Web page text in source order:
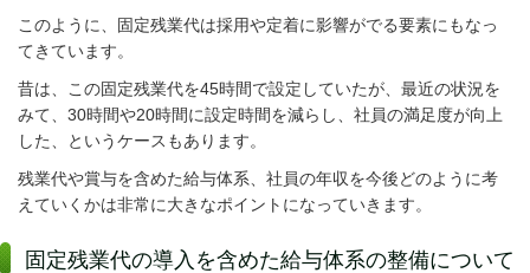
このように、固定残業代は採用や定着に影響がでる要素にもなっ
てきています。
昔は、この固定残業代を45時間で設定していたが、最近の状況を
みて、30時間や20時間に設定時間を減らし、社員の満足度が向上
した、というケースもあります。
残業代や賞与を含めた給与体系、社員の年収を今後どのように考
えていくかは非常に大きなポイントになっていきます。
固定残業代の導入を含めた給与体系の整備について